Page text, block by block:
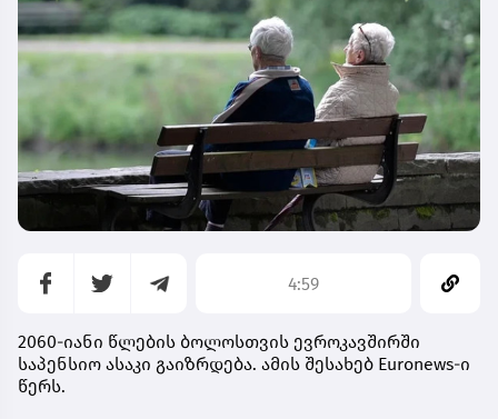
4:59
2060-იანი წლების ბოლოსთვის ევროკავშირში
საპენსიო ასაკი გაიზრდება. ამის შესახებ Euronews-ი
წერს.